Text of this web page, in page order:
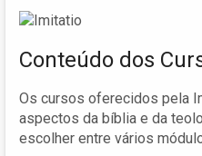
Conteúdo dos
Os cursos oferecidos pela
aspectos da bíblia e da
escolher entre vários